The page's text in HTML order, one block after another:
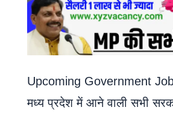
Upcoming Government
मध्य प्रदेश में आने वाली सभी